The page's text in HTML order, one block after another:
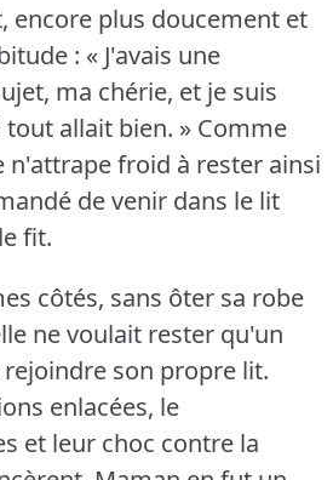
encore plus doucement et
: « J'avais une
ma chérie, et je suis
tout allait bien. » Comme
n'attrape froid à rester ainsi
de venir dans le lit
fit.
côtés, sans ôter sa robe
ne voulait rester qu'un
son propre lit.
enlacées, le
et leur choc contre la